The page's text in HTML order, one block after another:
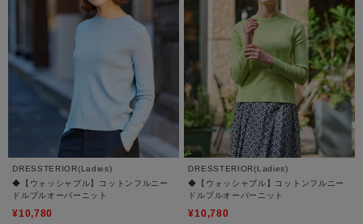
DRESSTERIOR(Ladies)
◆【ウォッシャブル】コットンフルニー
ドルプルオーバーニット
¥10,780
DRESSTERIOR(Ladies)
◆【ウォッシャブル】コットンフルニー
ドルプルオーバーニット
¥10,780